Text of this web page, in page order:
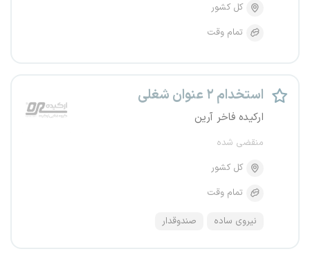
کل کشور
تمام وقت
استخدام ۲ عنوان شغلی
ارکیده فاخر آرین
منقضی شده
کل کشور
تمام وقت
نیروی ساده صندوقدار